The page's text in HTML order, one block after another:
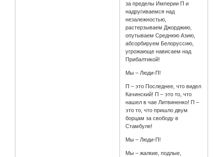
за пределы Империи П и
надругиваемся над
незалежностью,
растерзываем Джорджию,
опутываем Среднюю Азию,
абсорбируем Белоруссию,
угрожающе нависаем над
Прибалтикой!
Мы – Люди-П!
П – это Последнее, что видел
Качинский! П – это то, что
нашел в чае Литвиненко! П –
это то, что пришло двум
борцам за свободу в
Стамбуле!
Мы – Люди-П!
Мы – жалкие, подлые,